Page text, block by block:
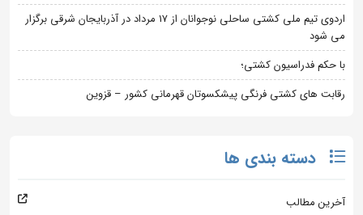
اردوی تیم ملی کشتی ساحلی نوجوانان از 17 مرداد در آذربایجان شرقی برگزار
می شود
با حکم فدراسیون کشتی؛
رقابت های کشتی فرنگی پیشکسوتان قهرمانی کشور – قزوین
دسته بندی ها
آخرین مطالب